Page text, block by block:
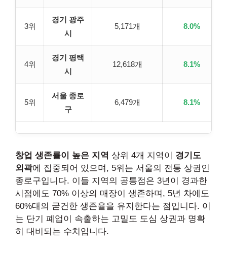
3위
경기 광주
시
5,171개 8.0%
4위
경기 평택
시
12,618개 8.1%
5위
서울 종로
구
6,479개 8.1%
창업 생존률이 높은 지역 상위 4개 지역이 경기도
외곽에 집중되어 있으며, 5위는 서울의 전통 상권인
종로구입니다. 이들 지역의 공통점은 3년이 경과한
시점에도 70% 이상의 매장이 생존하며, 5년 차에도
60%대의 굳건한 생존율을 유지한다는 점입니다. 이
는 단기 폐업이 속출하는 고밀도 도심 상권과 명확
히 대비되는 수치입니다.